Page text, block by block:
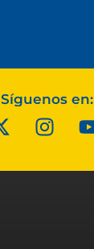
Síguenos en: